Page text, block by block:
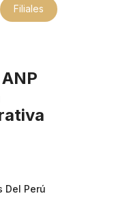
Filiales
Del Perú